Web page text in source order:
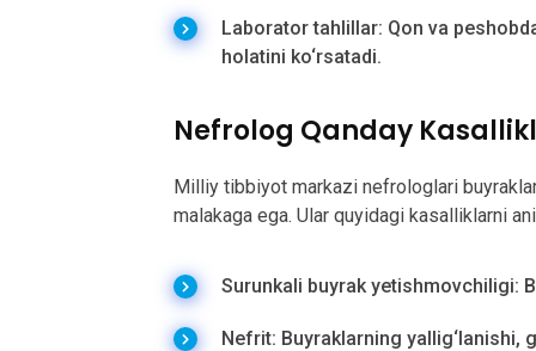
Laborator tahlillar: Qon va
holatini ko‘rsatadi.
Nefrolog Qanday
Milliy tibbiyot markazi nefrologlari
malakaga ega. Ular quyidagi kasalliklarni
Surunkali buyrak yetishmovchiligi:
Nefrit: Buyraklarning